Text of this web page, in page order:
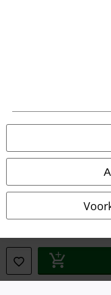
wettelijke
© 1986-2026 Large
Onze online shops